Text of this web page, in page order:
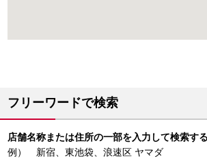
フリーワードで検索
店舗名称または住所の一部を入力して検索す
例） 新宿、東池袋、浪速区 ヤマダ